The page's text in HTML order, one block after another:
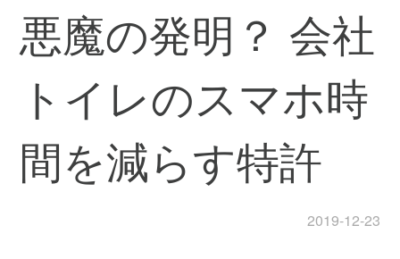
悪魔の発明？ 会社
トイレのスマホ時
間を減らす特許
2019-12-23